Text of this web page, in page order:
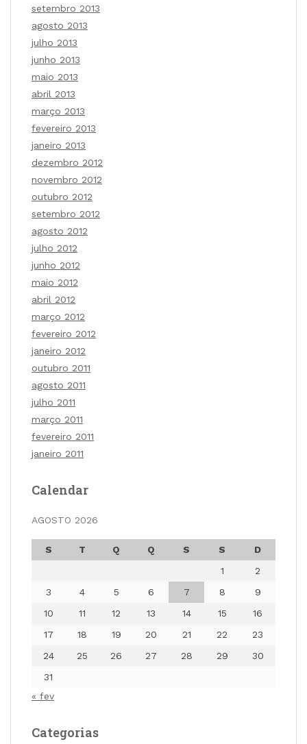
setembro 2013
agosto 2013
julho 2013
junho 2013
maio 2013
abril 2013
março 2013
fevereiro 2013
janeiro 2013
dezembro 2012
novembro 2012
outubro 2012
setembro 2012
agosto 2012
julho 2012
junho 2012
maio 2012
abril 2012
março 2012
fevereiro 2012
janeiro 2012
outubro 2011
agosto 2011
julho 2011
março 2011
fevereiro 2011
janeiro 2011
Calendar
AGOSTO 2026
S T Q Q S S
D
1
2
3
4 5 6 7 8
9
10
11 12 13 14 15
16
17
18 19 20 21 22
23
24
25 26 27 28 29
30
31
« fev
Categorias